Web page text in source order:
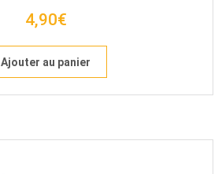
4,90€
Ajouter au panier